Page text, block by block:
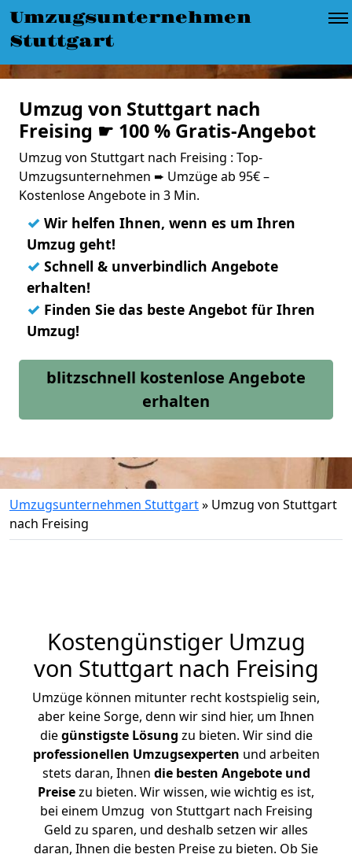
Umzugsunternehmen
Stuttgart
Umzug von Stuttgart nach
Freising ☛ 100 % Gratis-Angebot
Umzug von Stuttgart nach Freising : Top-
Umzugsunternehmen ➨ Umzüge ab 95€ –
Kostenlose Angebote in 3 Min.
✓ Wir helfen Ihnen, wenn es um Ihren
Umzug geht!
✓ Schnell & unverbindlich Angebote
erhalten!
✓ Finden Sie das beste Angebot für Ihren
Umzug!
blitzschnell kostenlose Angebote
erhalten
Umzugsunternehmen Stuttgart» Umzug von Stuttgart
nach Freising
Kostengünstiger Umzug
von Stuttgart nach Freising
Umzüge können mitunter recht kostspielig sein,
aber keine Sorge, denn wir sind hier, um Ihnen
diegünstigste Lösung zu bieten. Wir sind die
professionellen Umzugsexperten und arbeiten
stets daran, Ihnen die besten Angebote und
Preisezu bieten. Wir wissen, wie wichtig es ist,
bei einem Umzug von Stuttgart nach Freising
Geld zu sparen, und deshalb setzen wir alles
daran, Ihnen die besten Preise zu bieten. Ob Sie